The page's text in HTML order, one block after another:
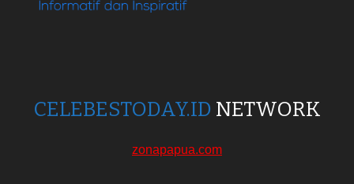
CELEBESTODAY.ID NETWORK
zonapapua.com